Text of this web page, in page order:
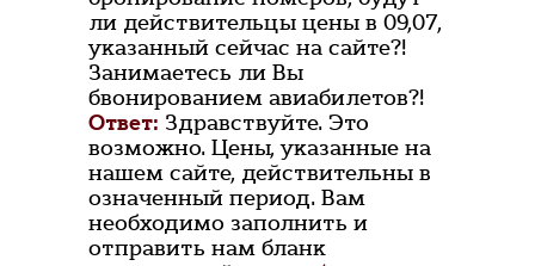
ли действительцы цены в 09,07,
указанный сейчас на сайте?!
Занимаетесь ли Вы
бвонированием авиабилетов?!
Ответ: Здравствуйте. Это
возможно. Цены, указанные на
нашем сайте, действительны в
означенный период. Вам
необходимо заполнить и
отправить нам бланк